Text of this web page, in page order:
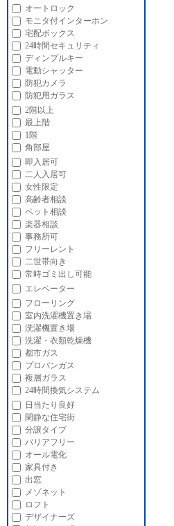
オートロック
モニタ付インターホン
宅配ボックス
24時間セキュリティ
ディンプルキー
電動シャッター
防犯カメラ
防犯用ガラス
2階以上
最上階
1階
角部屋
即入居可
二人入居可
女性限定
高齢者相談
ペット相談
楽器相談
事務所可
フリーレント
二世帯向き
常時ゴミ出し可能
エレベーター
フローリング
室内洗濯機置き場
洗濯機置き場
洗濯・衣類乾燥機
都市ガス
プロパンガス
複層ガラス
24時間換気システム
日当たり良好
閑静な住宅街
分譲タイプ
バリアフリー
オール電化
家具付き
出窓
メゾネット
ロフト
デザイナーズ